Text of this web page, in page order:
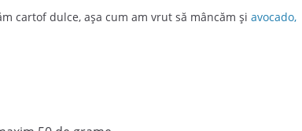
cartof dulce, așa cum am vrut să mâncăm și avocado,